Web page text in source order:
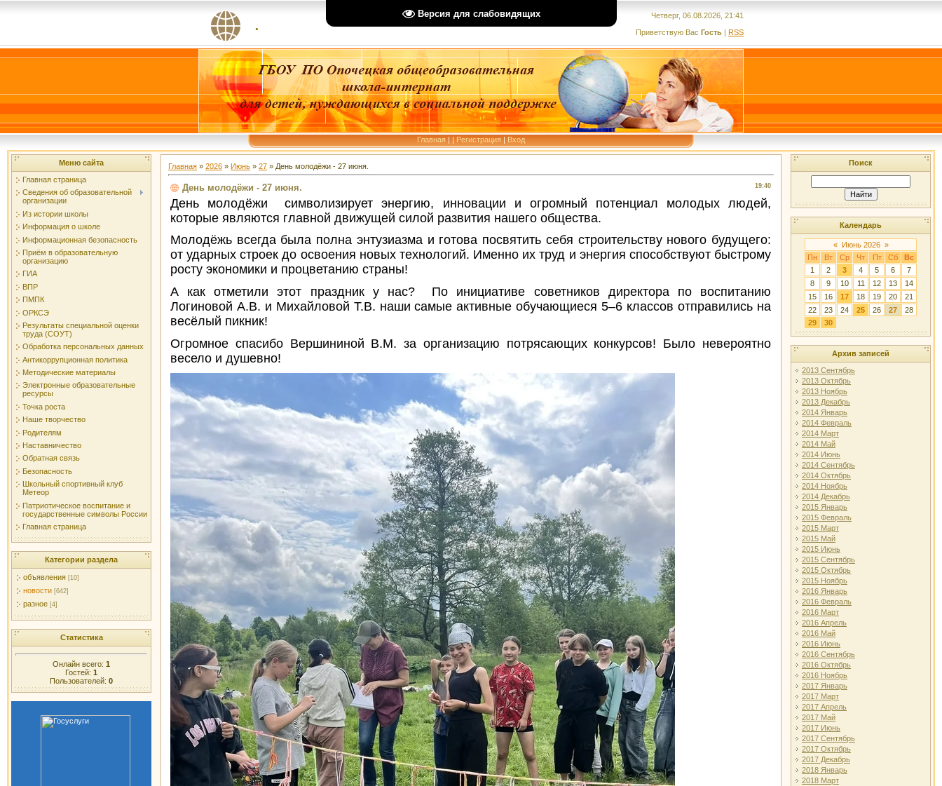
Версия для слабовидящих
.
Четверг, 06.08.2026, 21:41
Приветствую Вас Гость | RSS
Главная | | Регистрация | Вход
Меню сайта
Главная страница
Сведения об образовательной
организации
Из истории школы
Информация о школе
Информационная безопасность
Приём в образовательную
организацию
ГИА
ВПР
ПМПК
ОРКСЭ
Результаты специальной оценки
труда (СОУТ)
Обработка персональных данных
Антикоррупционная политика
Методические материалы
Электронные образовательные
ресурсы
Точка роста
Наше творчество
Родителям
Наставничество
Обратная связь
Безопасность
Школьный спортивный клуб
Метеор
Патриотическое воспитание и
государственные символы России
Главная страница
Категории раздела
объявления [10]
новости [642]
разное [4]
Статистика
Онлайн всего: 1
Гостей: 1
Пользователей: 0
Главная » 2026 » Июнь » 27 » День молодёжи - 27 июня.
19:40
День молодёжи - 27 июня.
День молодёжи символизирует энергию, инновации и огромный потенциал молодых людей,
которые являются главной движущей силой развития нашего общества. ️
Молодёжь всегда была полна энтузиазма и готова посвятить себя строительству нового будущего:
от ударных строек до освоения новых технологий. Именно их труд и энергия способствуют быстрому
росту экономики и процветанию страны!
А как отметили этот праздник у нас? По инициативе советников директора по воспитанию
Логиновой А.В. и Михайловой Т.В. наши самые активные обучающиеся 5–6 классов отправились на
весёлый пикник!
Огромное спасибо Вершининой В.М. за организацию потрясающих конкурсов! Было невероятно
весело и душевно!
Поиск
Календарь
« Июнь 2026 »
Пн
Вт Ср Чт Пт Сб
Вс
1
2 3 4 5 6
7
8
9 10 11 12 13
14
15
16 17 18 19 20
21
22
23 24 25 26 27
28
29
30
Архив записей
2013 Сентябрь
2013 Октябрь
2013 Ноябрь
2013 Декабрь
2014 Январь
2014 Февраль
2014 Март
2014 Май
2014 Июнь
2014 Сентябрь
2014 Октябрь
2014 Ноябрь
2014 Декабрь
2015 Январь
2015 Февраль
2015 Март
2015 Май
2015 Июнь
2015 Сентябрь
2015 Октябрь
2015 Ноябрь
2016 Январь
2016 Февраль
2016 Март
2016 Апрель
2016 Май
2016 Июнь
2016 Сентябрь
2016 Октябрь
2016 Ноябрь
2017 Январь
2017 Март
2017 Апрель
2017 Май
2017 Июнь
2017 Сентябрь
2017 Октябрь
2017 Декабрь
2018 Январь
2018 Март